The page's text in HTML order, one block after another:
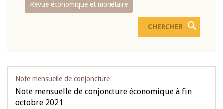
Revue économique et monétaire
Note mensuelle de conjoncture
Note mensuelle de conjoncture économique à fin
octobre 2021